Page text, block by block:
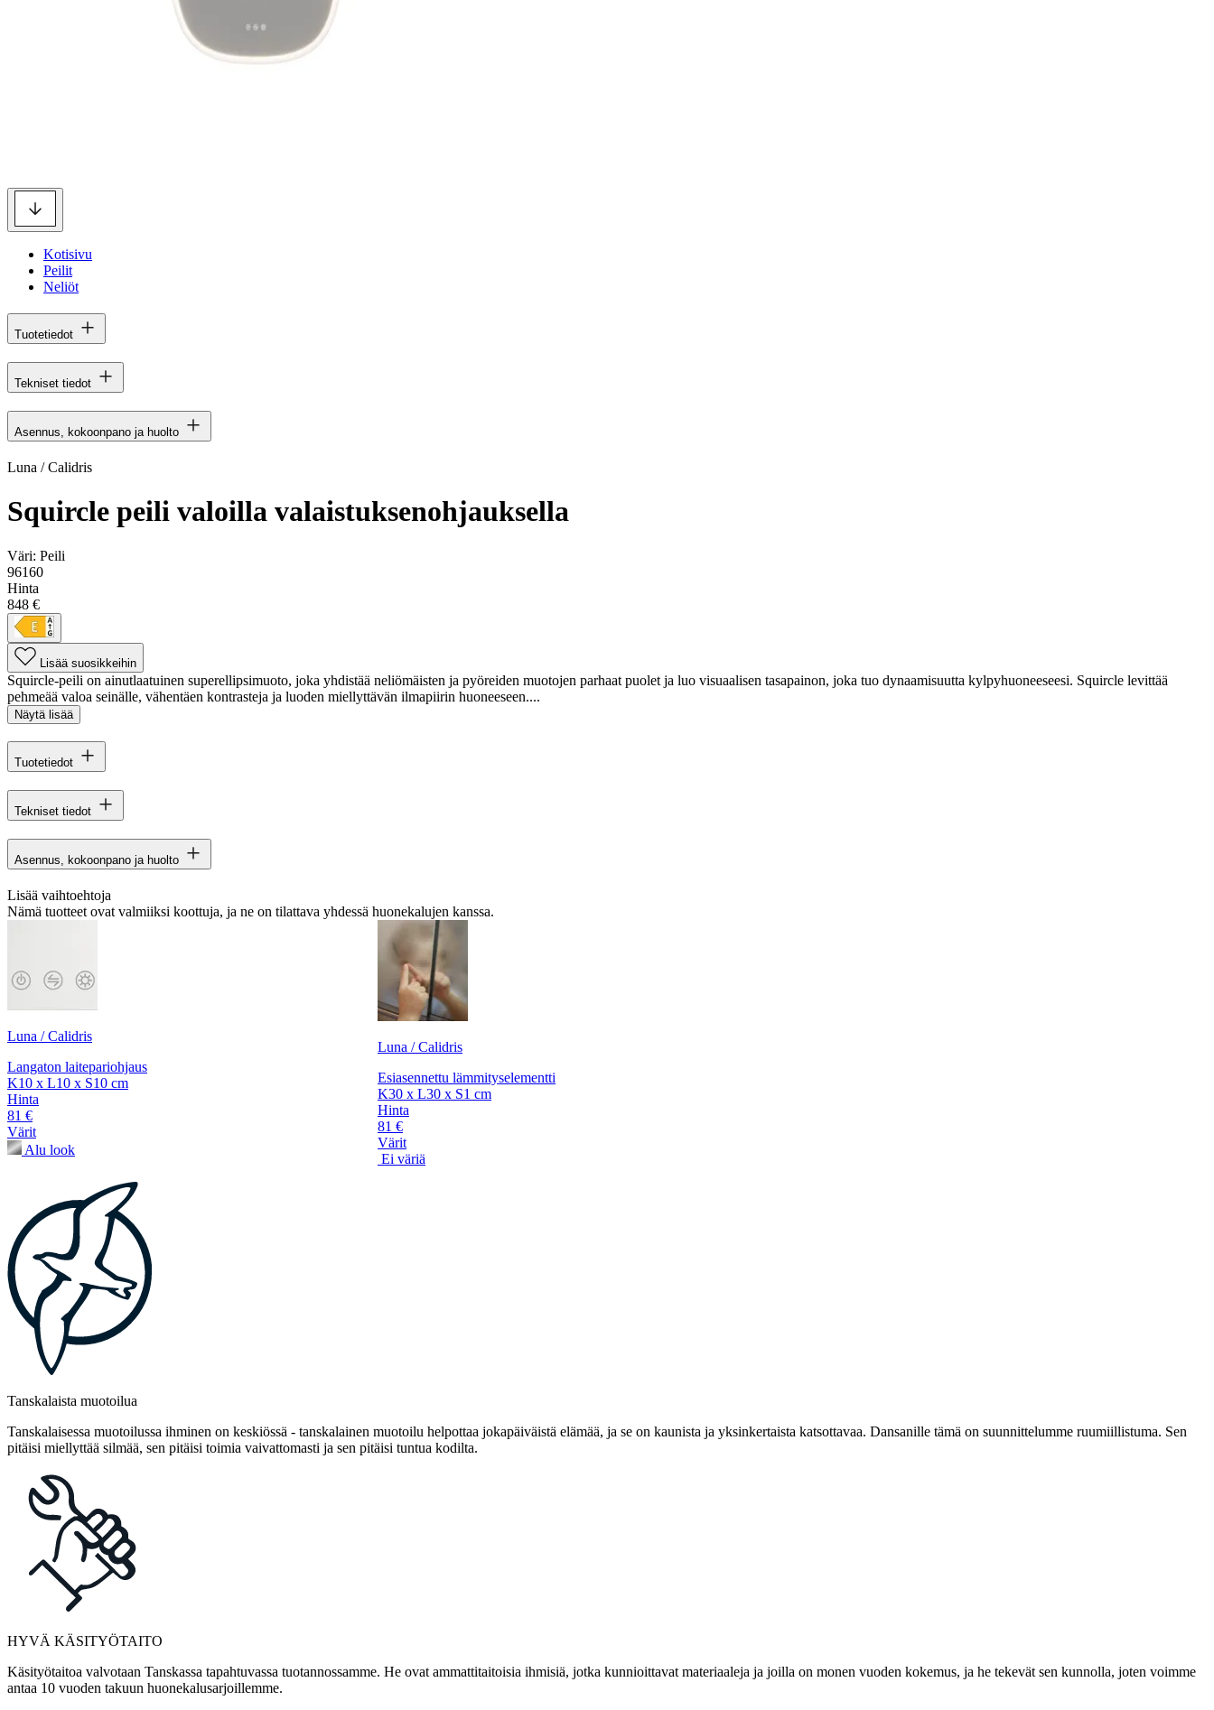
Kotisivu
Peilit
Neliöt
Tuotetiedot
Tekniset tiedot
Asennus, kokoonpano ja huolto
Luna / Calidris
Squircle peili valoilla valaistuksenohjauksella
Väri: Peili
96160
Hinta
848 €
Lisää suosikkeihin
Squircle-peili on ainutlaatuinen superellipsimuoto, joka yhdistää neliömäisten ja pyöreiden muotojen parhaat puolet ja luo visuaalisen tasapainon, joka tuo dynaamisuutta kylpyhuoneeseesi. Squircle levittää
pehmeää valoa seinälle, vähentäen kontrasteja ja luoden miellyttävän ilmapiirin huoneeseen....
Näytä lisää
Tuotetiedot
Tekniset tiedot
Asennus, kokoonpano ja huolto
Lisää vaihtoehtoja
Nämä tuotteet ovat valmiiksi koottuja, ja ne on tilattava yhdessä huonekalujen kanssa.
Luna / Calidris
Langaton laitepariohjaus
K10 x L10 x S10 cm
Hinta
81 €
Värit
Alu look
Luna / Calidris
Esiasennettu lämmityselementti
K30 x L30 x S1 cm
Hinta
81 €
Värit
Ei väriä
Tanskalaista muotoilua
Tanskalaisessa muotoilussa ihminen on keskiössä - tanskalainen muotoilu helpottaa jokapäiväistä elämää, ja se on kaunista ja yksinkertaista katsottavaa. Dansanille tämä on suunnittelumme ruumiillistuma. Sen
pitäisi miellyttää silmää, sen pitäisi toimia vaivattomasti ja sen pitäisi tuntua kodilta.
HYVÄ KÄSITYÖTAITO
Käsityötaitoa valvotaan Tanskassa tapahtuvassa tuotannossamme. He ovat ammattitaitoisia ihmisiä, jotka kunnioittavat materiaaleja ja joilla on monen vuoden kokemus, ja he tekevät sen kunnolla, joten voimme
antaa 10 vuoden takuun huonekalusarjoillemme.